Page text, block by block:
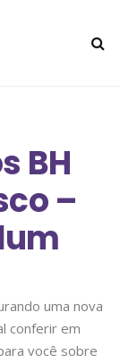
BH
–
uma nova
conferir em
você sobre